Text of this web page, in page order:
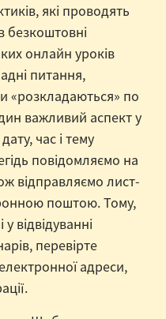
які проводять
безкоштовні
онлайн уроків
питання,
«розкладаються» по
важливий аспект у
час і тему
повідомляємо на
відправляємо лист-
поштою. Тому,
відвідуванні
перевірте
адреси,